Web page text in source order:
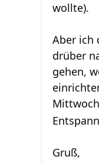
wollte).
Aber ich
drüber
gehen,
Gruß,